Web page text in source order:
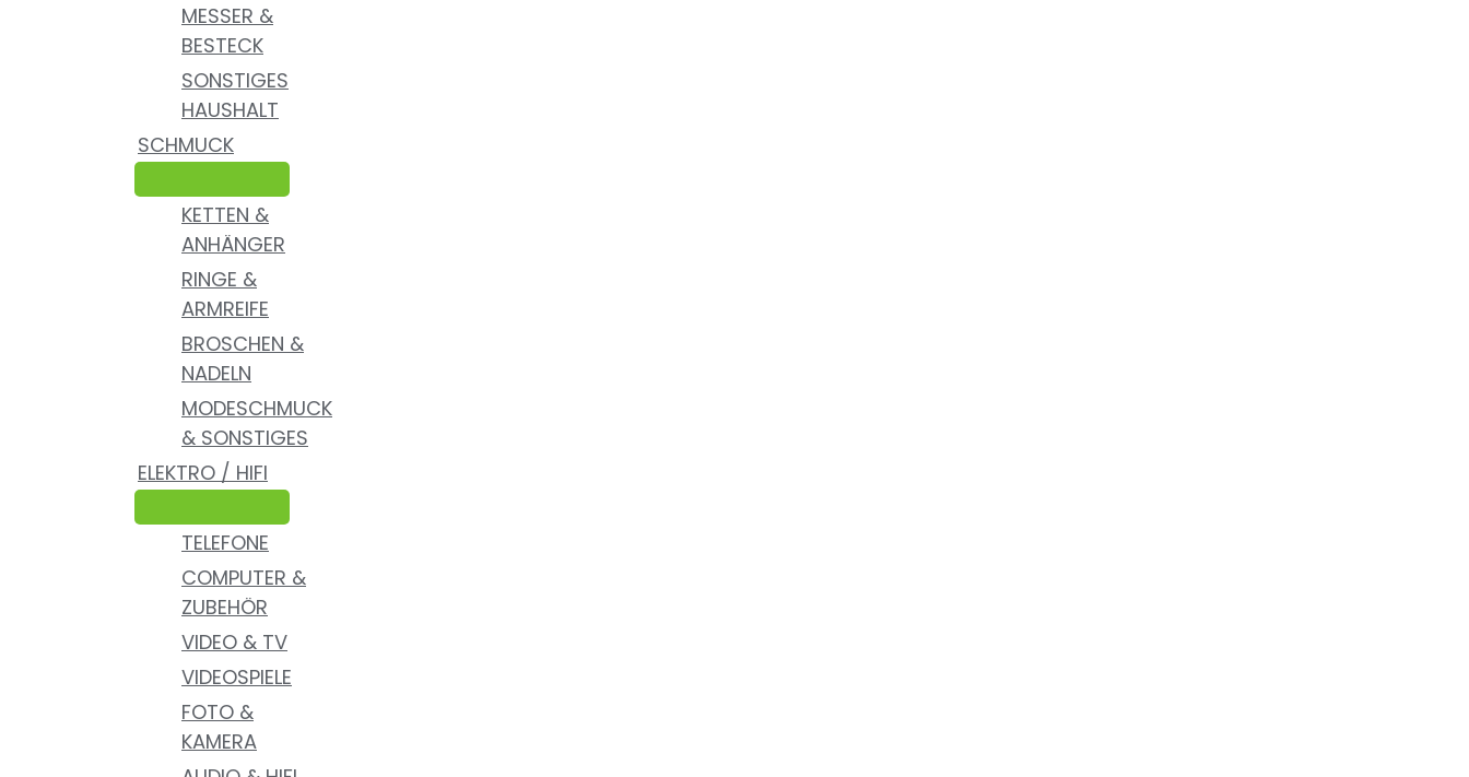
MESSER &
BESTECK
SONSTIGES
HAUSHALT
SCHMUCK
KETTEN &
ANHÄNGER
RINGE &
ARMREIFE
BROSCHEN &
NADELN
MODESCHMUCK
& SONSTIGES
ELEKTRO / HIFI
TELEFONE
COMPUTER &
ZUBEHÖR
VIDEO & TV
VIDEOSPIELE
FOTO &
KAMERA